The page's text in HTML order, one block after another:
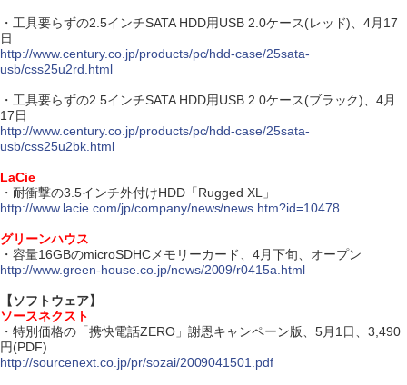
・工具要らずの2.5インチSATA HDD用USB 2.0ケース(レッド)、4月17
日
http://www.century.co.jp/products/pc/hdd-case/25sata-
usb/css25u2rd.html
・工具要らずの2.5インチSATA HDD用USB 2.0ケース(ブラック)、4月
17日
http://www.century.co.jp/products/pc/hdd-case/25sata-
usb/css25u2bk.html
LaCie
・耐衝撃の3.5インチ外付けHDD「Rugged XL」
http://www.lacie.com/jp/company/news/news.htm?id=10478
グリーンハウス
・容量16GBのmicroSDHCメモリーカード、4月下旬、オープン
http://www.green-house.co.jp/news/2009/r0415a.html
【ソフトウェア】
ソースネクスト
・特別価格の「携快電話ZERO」謝恩キャンペーン版、5月1日、3,490
円(PDF)
http://sourcenext.co.jp/pr/sozai/2009041501.pdf